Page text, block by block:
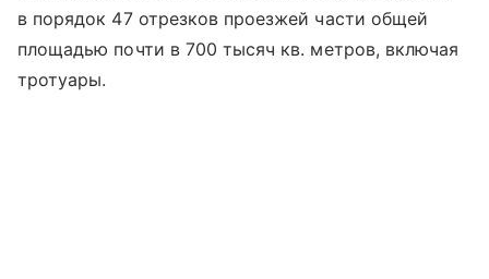
в порядок 47 отрезков проезжей части общей
площадью почти в 700 тысяч кв. метров, включая
тротуары.